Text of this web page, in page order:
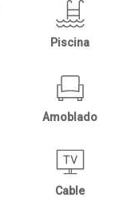
Piscina
Amoblado
Cable